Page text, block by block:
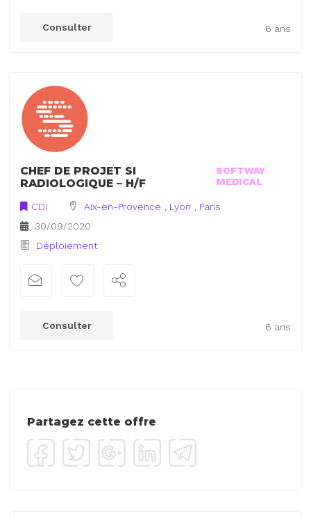
6 ans
Consulter
CHEF DE PROJET SI
RADIOLOGIQUE – H/F
SOFTWAY
MEDICAL
CDI Aix-en-Provence Lyon
Paris
30/09/2020
Déploiement
6 ans
Consulter
Partagez cette offre